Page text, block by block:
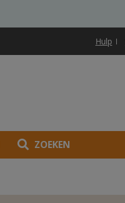
Hulp
ZOEKEN